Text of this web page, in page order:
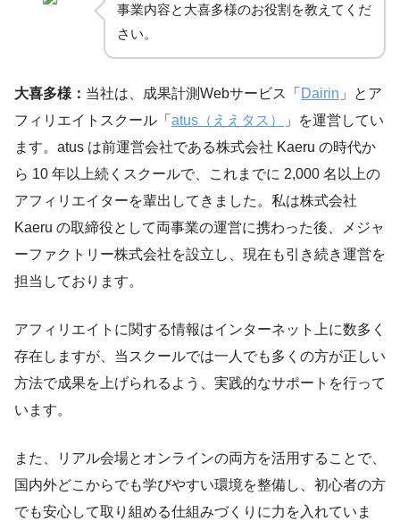
事業内容と大喜多様のお役割を教えてくだ
さい。
大喜多様： 当社は、成果計測Webサービス「 Dairin 」とア
フィリエイトスクール「 atus（ええタス）
」を運営してい
ます。atus は前運営会社である株式会社 Kaeru の時代か
ら 10 年以上続くスクールで、これまでに 2,000 名以上の
アフィリエイターを輩出してきました。私は株式会社
Kaeru の取締役として両事業の運営に携わった後、メジャ
ーファクトリー株式会社を設立し、現在も引き続き運営を
担当しております。
アフィリエイトに関する情報はインターネット上に数多く
存在しますが、当スクールでは一人でも多くの方が正しい
方法で成果を上げられるよう、実践的なサポートを行って
います。
また、リアル会場とオンラインの両方を活用することで、
国内外どこからでも学びやすい環境を整備し、初心者の方
でも安心して取り組める仕組みづくりに力を入れていま